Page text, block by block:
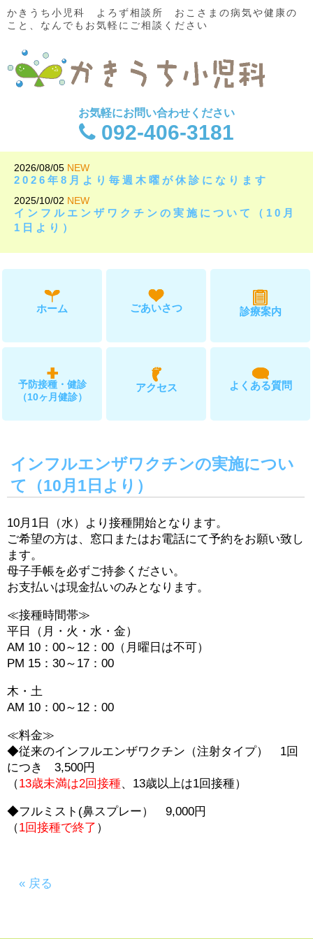
かきうち小児科 よろず相談所 おこさまの病気や健康の
こと、なんでもお気軽にご相談ください
お気軽にお問い合わせください
092-406-3181
2026/08/05 NEW
2026年8月より毎週木曜が休診になります
2025/10/02 NEW
インフルエンザワクチンの実施について（10月
1日より）
ホーム ごあいさつ 診療案内
予防接種・健診
（10ヶ月健診）
アクセス よくある質問
インフルエンザワクチンの実施につい
て（10月1日より）
10月1日（水）より接種開始となります。
ご希望の方は、窓口またはお電話にて予約をお願い致し
ます。
母子手帳を必ずご持参ください。
お支払いは現金払いのみとなります。
≪接種時間帯≫
平日（月・火・水・金）
AM 10：00～12：00（月曜日は不可）
PM 15：30～17：00
木・土
AM 10：00～12：00
≪料金≫
◆従来のインフルエンザワクチン（注射タイプ） 1回
につき 3,500円
（13歳未満は2回接種、13歳以上は1回接種）
◆フルミスト(鼻スプレー） 9,000円
（1回接種で終了 ）
« 戻る